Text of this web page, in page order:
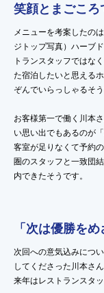
笑顔とまごころ
メニューを考案したの
ジトップ写真）ハーブ
トランスタッフではな
た宿泊したいと思える
ぞんでいらっしゃるそう
お客様第一で働く川本
い思い出でもあるのが
客室が足りなくて予約
圏のスタッフと一致団
内できたそうです。
「次は優勝をめ
次回への意気込みにつ
してくださった川本さ
来年はレストランスタ